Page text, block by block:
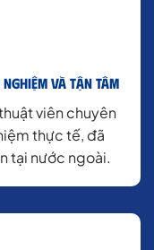
và tận tâm
viên chuyên
thực tế, đã
tại nước ngoài.